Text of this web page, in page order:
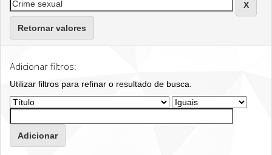
Retornar valores
Adicionar filtros:
Utilizar filtros para refinar o resultado de busca.